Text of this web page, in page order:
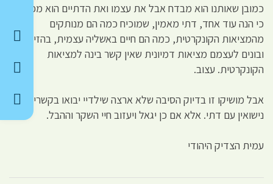
כמובן שאותנו הוא מבדח אבל את עצמו ואת הדתיים הוא מפדח
כי הנה עוד אחד, דתי מאמין, שמוכיח כמה הם מנותקים
מהמציאות הקונקרטית, כמה הם חיים באשליה עצמית, בהזיות
ובונים לעצמם מציאות דמיונית שאין קשר בינה למציאות
הקונקרטית. עצוב.
אבל מושיקו זו בדיוק הסיבה שלא ארצה שילדיי יבואו בקשרי
נישואין עם דתי. אלא אם כן יגאל ויעזוב חיי השקר וההבל.
עמית הצדיק היהודי